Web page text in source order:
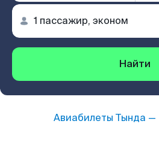
Найти
Авиабилеты Тында —